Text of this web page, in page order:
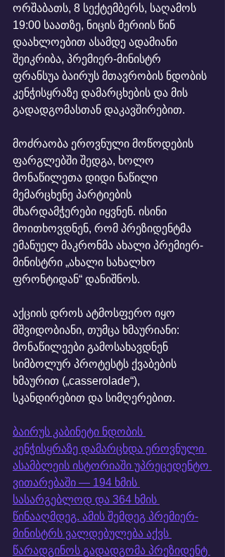
ორშაბათს, 8 სექტემბერს, საღამოს
19:00 საათზე, ნიცის მერიის წინ
დაახლოებით ასამდე ადამიანი
შეიკრიბა, პრემიერ-მინისტრ
ფრანსუა ბაირუს მთავრობის ნდობის
კენჭისყრაზე დამარცხების და მის
გადადგომასთან დაკავშირებით.
მოძრაობა ეროვნული მოწოდების
ფარგლებში შედგა, ხოლო
მონაწილეთა დიდი ნაწილი
მემარცხენე პარტიების
მხარდამჭერები იყვნენ. ისინი
მოითხოვდნენ, რომ პრეზიდენტმა
ემანუელ მაკრონმა ახალი პრემიერ-
მინისტრი „ახალი სახალხო
ფრონტიდან“ დანიშნოს.
აქციის დროს ატმოსფერო იყო
მშვიდობიანი, თუმცა ხმაურიანი:
მონაწილეები გამოსახავდნენ
სიმბოლურ პროტესტს ქვაბების
ხმაურით („casserolade“),
სკანდირებით და სიმღერებით.
ბაირუს კაბინეტი ნდობის
კენჭისყრაზე დამარცხდა ეროვნული
ასამბლეის ისტორიაში უპრეცედენტო
ვითარებაში — 194 ხმის
სასარგებლოდ და 364 ხმის
წინააღმდეგ. ამის შემდეგ პრემიერ-
მინისტრს ვალდებულება აქვს
წარადგინოს გადადგომა პრეზიდენტ